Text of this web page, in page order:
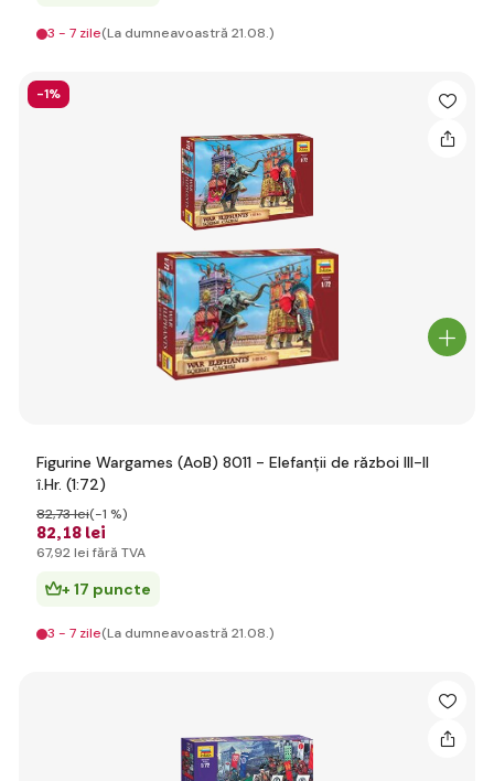
3 - 7 zile(La dumneavoastră 21.08.)
-1%
Figurine Wargames (AoB) 8011 - Elefanții de război III-II
î.Hr. (1:72)
82,18 lei
82,73 lei(-1 %)
67,92 lei fără TVA
+ 17 puncte
3 - 7 zile(La dumneavoastră 21.08.)